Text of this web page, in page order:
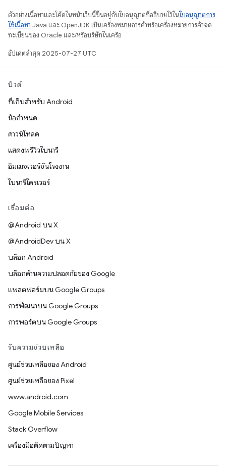
ตัวอย่างเนื้อหาและโค้ดในหน้าเว็บนี้ขึ้นอยู่กับใบอนุญาตที่อธิบายไว้ในใบอนุญาตการ
ใช้เนื้อหา Java และ OpenJDK เป็นเครื่องหมายการค้าหรือเครื่องหมายการค้าจด
ทะเบียนของ Oracle และ/หรือบริษัทในเครือ
อัปเดตล่าสุด 2025-07-27 UTC
บิวด์
ที่เก็บสำหรับ Android
ข้อกำหนด
ดาวน์โหลด
แสดงพรีวิวไบนารี
อิมเมจเวอร์ชันโรงงาน
ไบนารีไดรเวอร์
เชื่อมต่อ
@Android บน X
@AndroidDev บน X
บล็อก Android
บล็อกด้านความปลอดภัยของ Google
แพลตฟอร์มบน Google Groups
การพัฒนาบน Google Groups
การพอร์ตบน Google Groups
รับความช่วยเหลือ
ศูนย์ช่วยเหลือของ Android
ศูนย์ช่วยเหลือของ Pixel
www.android.com
Google Mobile Services
Stack Overflow
เครื่องมือติดตามปัญหา